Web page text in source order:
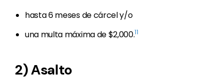
hasta 6 meses de cárcel y/o
una multa máxima de $2,000.11
2) Asalto